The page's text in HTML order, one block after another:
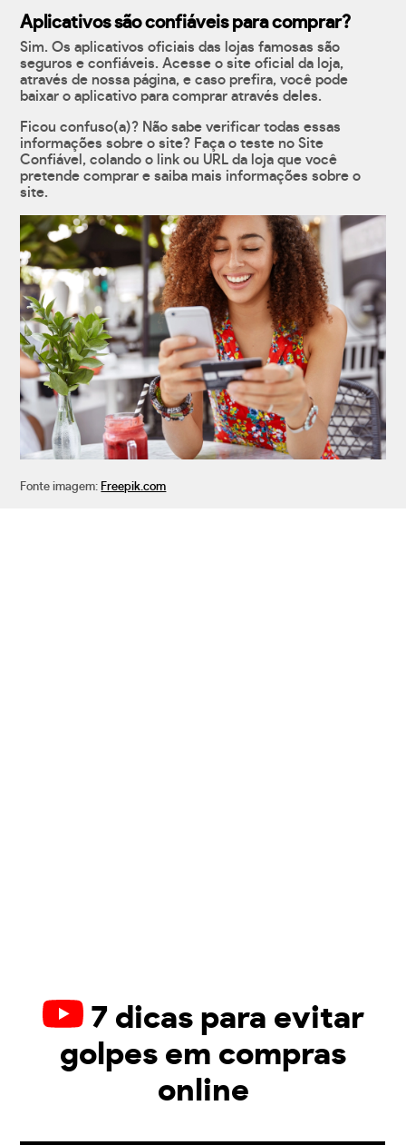
Aplicativos são confiáveis para comprar?
Sim. Os aplicativos oficiais das lojas famosas são
seguros e confiáveis. Acesse o site oficial da loja,
através de nossa página, e caso prefira, você pode
baixar o aplicativo para comprar através deles.
Ficou confuso(a)? Não sabe verificar todas essas
informações sobre o site? Faça o teste no Site
Confiável, colando o link ou URL da loja que você
pretende comprar e saiba mais informações sobre o
site.
Fonte imagem: Freepik.com
7 dicas para evitar
golpes em compras
online